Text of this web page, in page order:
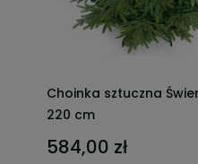
Choinka sztuczna
220 cm
584,00 zł